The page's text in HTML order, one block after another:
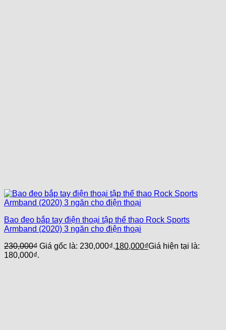
Bao đeo bắp tay điện thoại tập thể thao Rock Sports
Armband (2020) 3 ngăn cho điện thoại
230,000₫ Giá gốc là: 230,000₫.180,000₫Giá hiện tại là:
180,000₫.